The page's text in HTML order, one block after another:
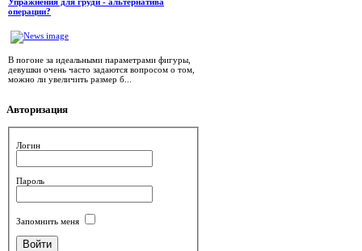
операции?
В погоне за идеальными параметрами фигуры,
девушки очень часто задаются вопросом о том,
можно ли увеличить размер б...
Авторизация
Логин
Пароль
Запомнить меня